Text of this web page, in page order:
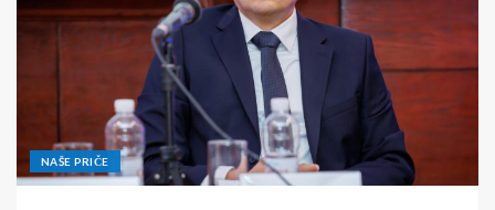
NAŠE PRIČE